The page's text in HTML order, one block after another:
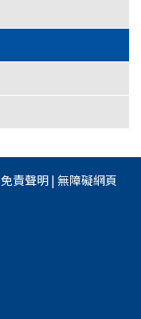
免責聲明|無障礙網頁